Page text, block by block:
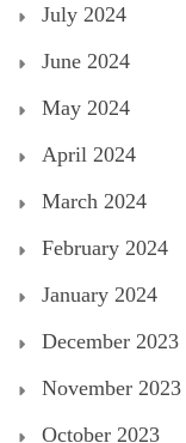
July 2024
June 2024
May 2024
April 2024
March 2024
February 2024
January 2024
December 2023
November 2023
October 2023